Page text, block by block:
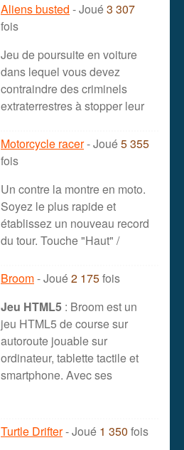
Aliens busted - Joué3 307
fois
Jeu de poursuite en voiture
dans lequel vous devez
contraindre des criminels
extraterrestres à stopper leur
Motorcycle racer- Joué5 355
fois
Un contre la montre en moto.
Soyez le plus rapide et
établissez un nouveau record
du tour. Touche "Haut" /
Broom- Joué2 175fois
Jeu HTML5 : Broom est un
jeu HTML5 de course sur
autoroute jouable sur
ordinateur, tablette tactile et
smartphone. Avec ses
Turtle Drifter- Joué 1 350 fois